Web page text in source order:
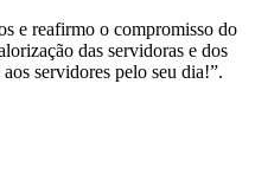
e reafirmo o compromisso do
das servidoras e dos
servidores pelo seu dia!”.